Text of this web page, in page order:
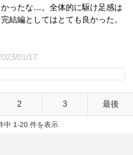
かったな…。全体的に駆け足感は
結編としてはとても良かった。
01/17
2 3 最後
中 1-20 件を表示